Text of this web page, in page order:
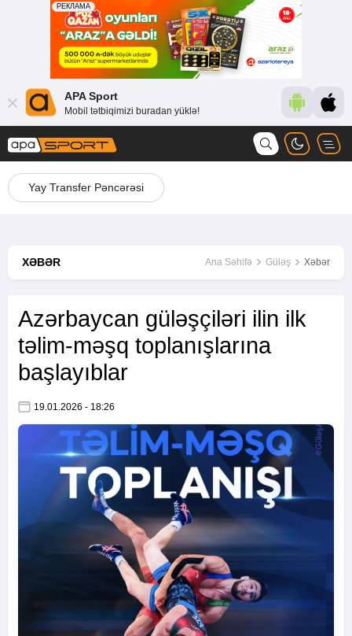
APA Sport
Mobil tətbiqimizi buradan yüklə!
Yay Transfer Pəncərəsi
XƏBƏR Ana Səhifə Güləş Xəbər
Azərbaycan güləşçiləri ilin ilk
təlim-məşq toplanışlarına
başlayıblar
19.01.2026 - 18:26